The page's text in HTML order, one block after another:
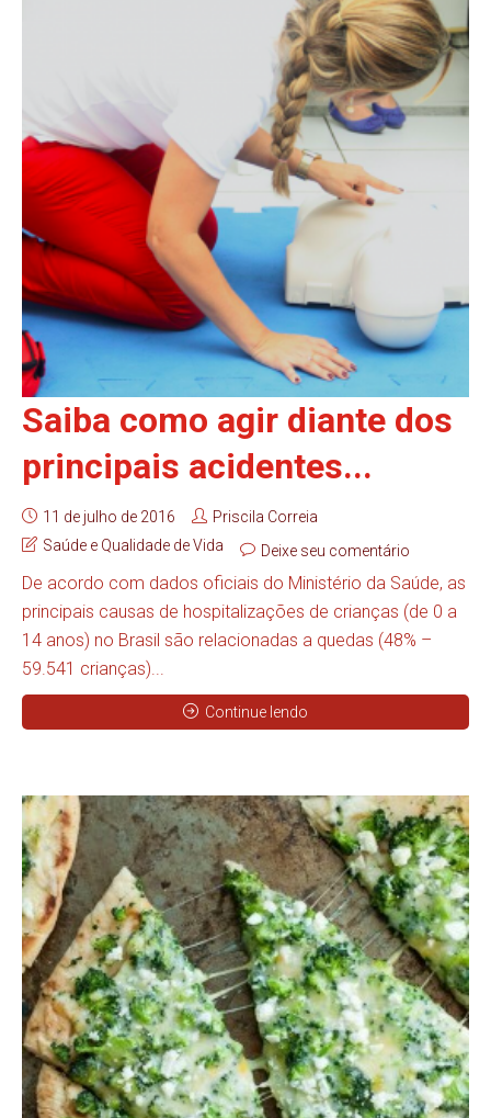
Saiba como agir diante dos
principais acidentes...
11 de julho de 2016
Priscila Correia
Saúde e Qualidade de Vida
Deixe seu comentário
De acordo com dados oficiais do Ministério da Saúde, as
principais causas de hospitalizações de crianças (de 0 a
14 anos) no Brasil são relacionadas a quedas (48% –
59.541 crianças)...
Continue lendo